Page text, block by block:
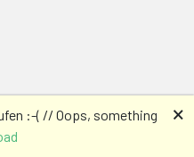
:-( // Oops, something
🗙